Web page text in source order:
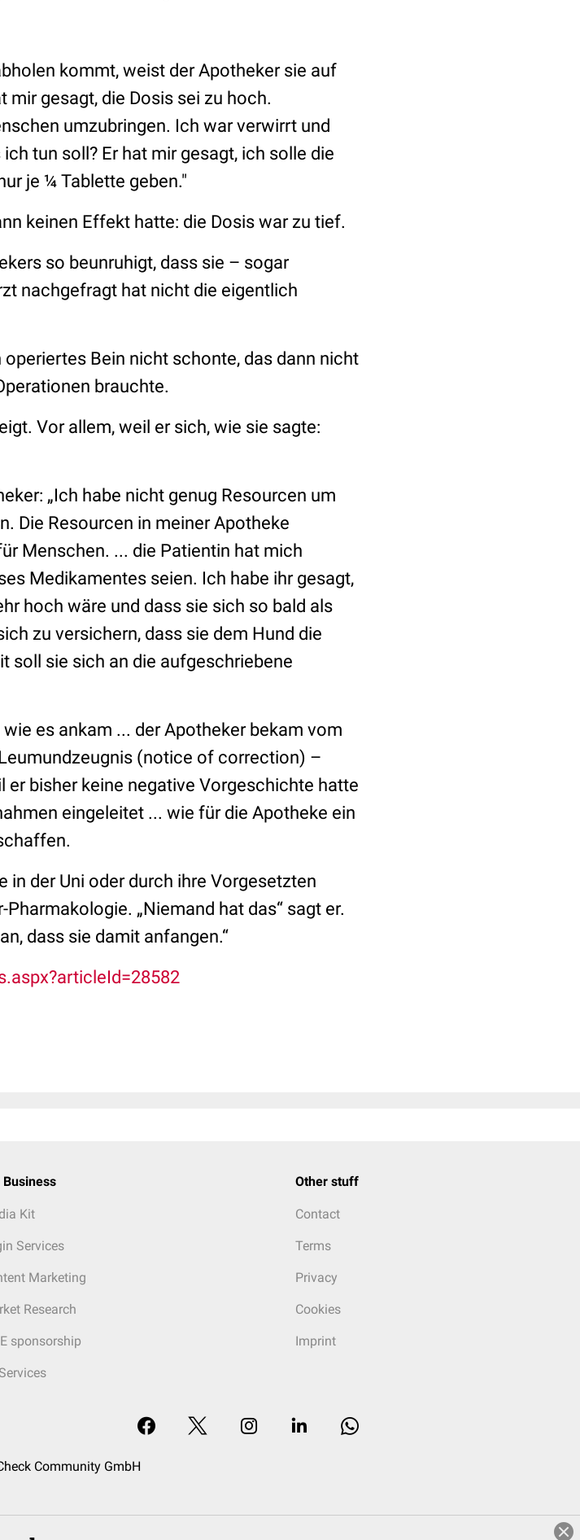
kommt, weist der Apotheker sie auf
mir gesagt, die Dosis sei zu hoch.
umzubringen. Ich war verwirrt und
tun soll? Er hat mir gesagt, ich solle die
je ¼ Tablette geben."
keinen Effekt hatte: die Dosis war zu tief.
so beunruhigt, dass sie – sogar
nachgefragt hat nicht die eigentlich
Bein nicht schonte, das dann nicht
brauchte.
Vor allem, weil er sich, wie sie sagte:
„Ich habe nicht genug Resourcen um
Die Resourcen in meiner Apotheke
Menschen. ... die Patientin hat mich
Medikamentes seien. Ich habe ihr gesagt,
hoch wäre und dass sie sich so bald als
zu versichern, dass sie dem Hund die
soll sie sich an die aufgeschriebene
es ankam ... der Apotheker bekam vom
(notice of correction) –
er bisher keine negative Vorgeschichte hatte
eingeleitet ... wie für die Apotheke ein
in der Uni oder durch ihre Vorgesetzten
Pharmakologie. „Niemand hat das“ sagt er.
dass sie damit anfangen.“
Business
Kit
Services
Marketing
Research
sponsorship
Other stuff
Contact
Terms
Privacy
Cookies
Imprint
Community GmbH